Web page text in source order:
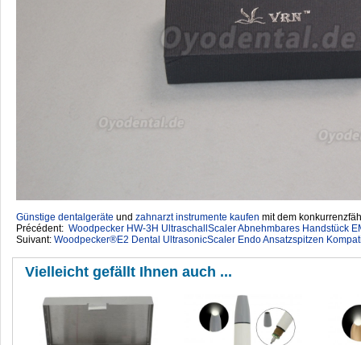
Günstige dentalgeräte ‎ und zahnarzt instrumente kaufen mit dem
Précédent: Woodpecker HW-3H UltraschallScaler Abnehmbares Handstück
Suivant: Woodpecker®E2 Dental UltrasonicScaler Endo Ansatzspitzen
Vielleicht gefällt Ihnen auch ...